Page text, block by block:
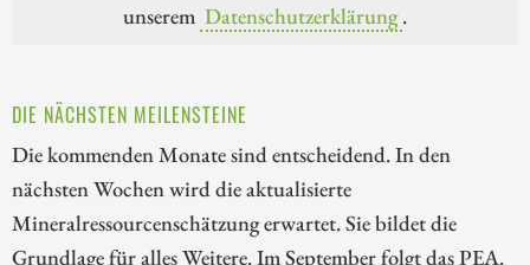
unserem Datenschutzerklärung .
DIE NÄCHSTEN MEILENSTEINE
Die kommenden Monate sind entscheidend. In den
nächsten Wochen wird die aktualisierte
Mineralressourcenschätzung erwartet. Sie bildet die
Grundlage für alles Weitere. Im September folgt das PEA.